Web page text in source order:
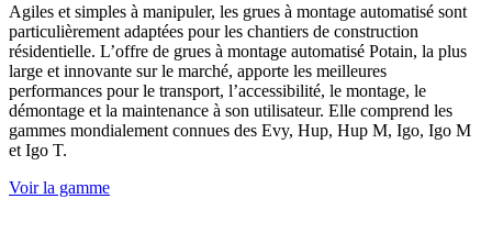
Agiles et simples à manipuler, les grues à montage automatisé sont
particulièrement adaptées pour les chantiers de construction
résidentielle. L’offre de grues à montage automatisé Potain, la plus
large et innovante sur le marché, apporte les meilleures
performances pour le transport, l’accessibilité, le montage, le
démontage et la maintenance à son utilisateur. Elle comprend les
gammes mondialement connues des Evy, Hup, Hup M, Igo, Igo M
et Igo T.
Voir la gamme